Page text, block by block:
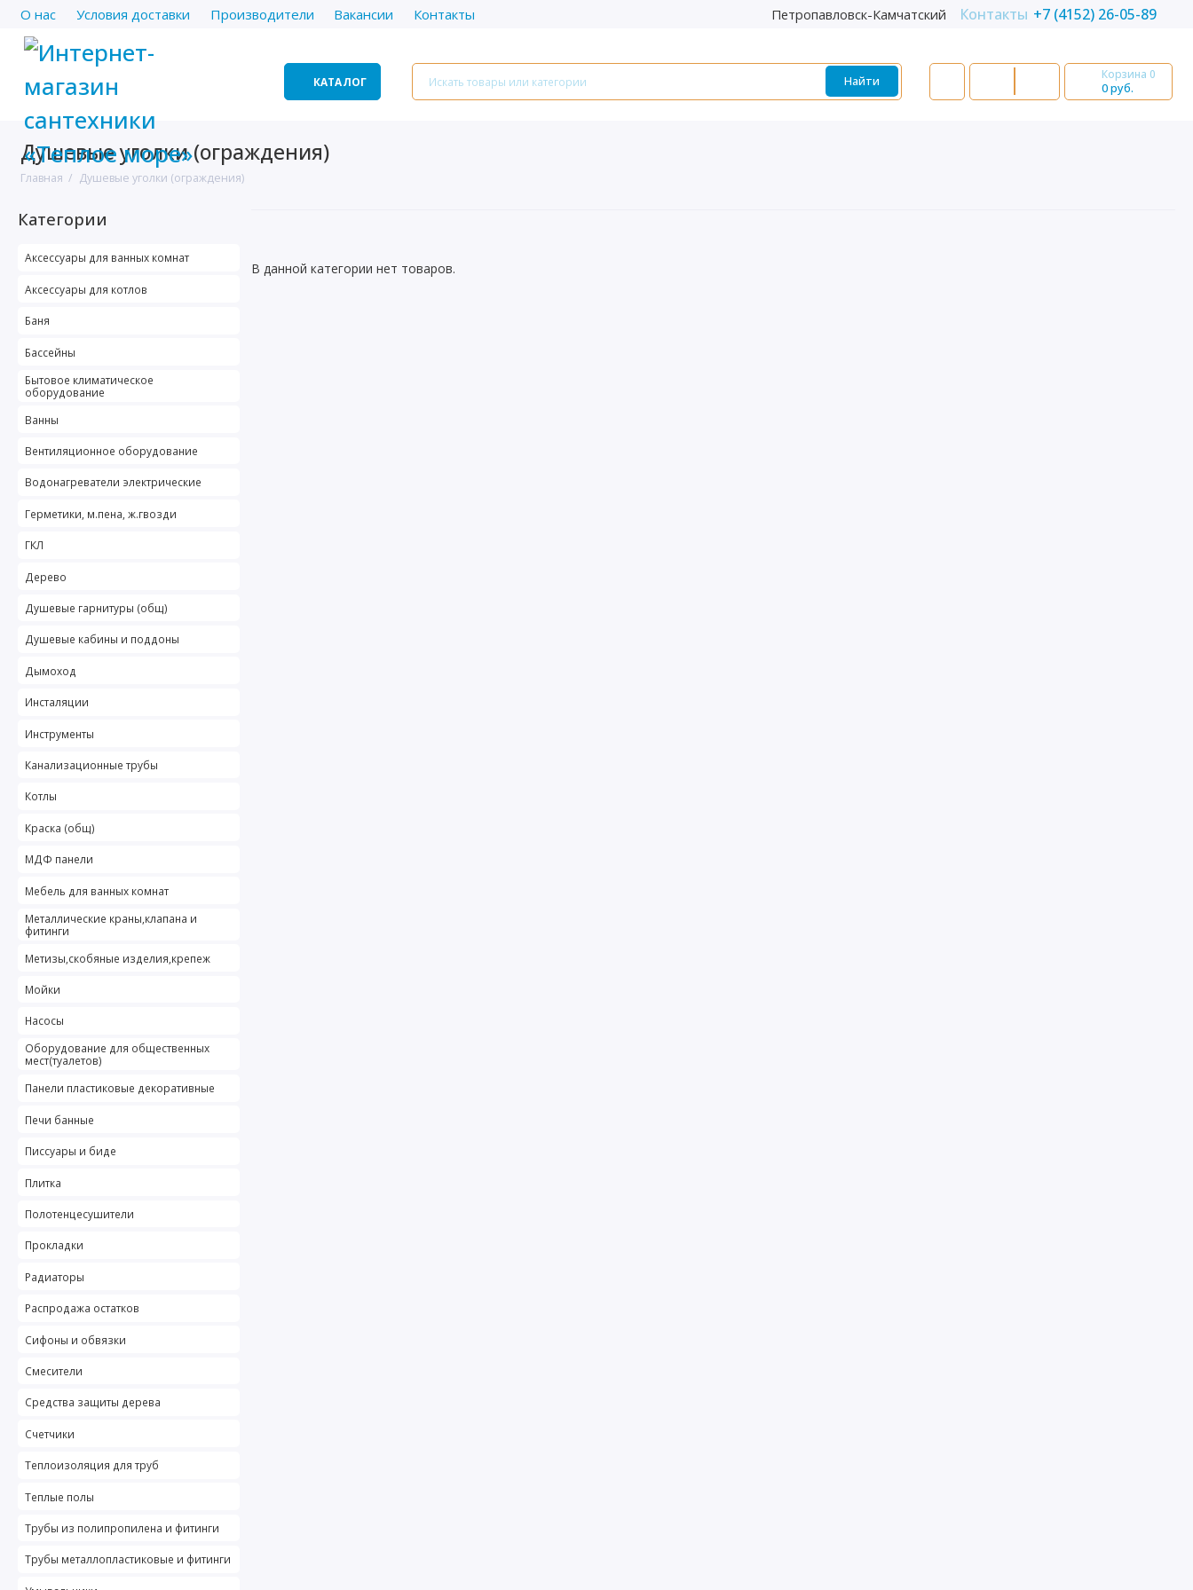
О нас Условия доставки Производители Вакансии Контакты Петропавловск-Камчатский Контакты +7 (4152) 26-05-89
КАТАЛОГ Найти Корзина 0
0 руб.
Душевые уголки (ограждения)
Главная Душевые уголки (ограждения)
Категории
Аксессуары для ванных комнат
Аксессуары для котлов
Баня
Бассейны
Бытовое климатическое
оборудование
Ванны
Вентиляционное оборудование
Водонагреватели электрические
Герметики, м.пена, ж.гвозди
ГКЛ
Дерево
Душевые гарнитуры (общ)
Душевые кабины и поддоны
Дымоход
Инсталяции
Инструменты
Канализационные трубы
Котлы
Краска (общ)
МДФ панели
Мебель для ванных комнат
Металлические краны,клапана и
фитинги
Метизы,скобяные изделия,крепеж
Мойки
Насосы
Оборудование для общественных
мест(туалетов)
Панели пластиковые декоративные
Печи банные
Писсуары и биде
Плитка
Полотенцесушители
Прокладки
Радиаторы
Распродажа остатков
Сифоны и обвязки
Смесители
Средства защиты дерева
Счетчики
Теплоизоляция для труб
Теплые полы
Трубы из полипропилена и фитинги
Трубы металлопластиковые и фитинги
В данной категории нет товаров.